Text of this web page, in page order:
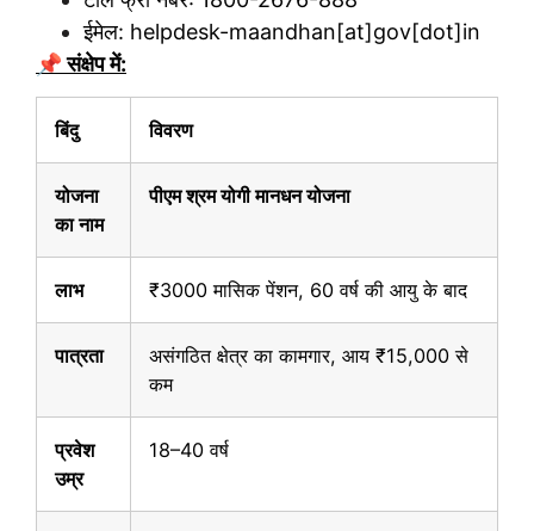
ईमेल: helpdesk-maandhan[at]gov[dot]in
📌 संक्षेप में:
बिंदु विवरण
योजना
का नाम
पीएम श्रम योगी मानधन योजना
लाभ ₹3000 मासिक पेंशन, 60 वर्ष की आयु के बाद
पात्रता
असंगठित क्षेत्र का कामगार, आय ₹15,000 से
कम
प्रवेश
उम्र
18–40 वर्ष